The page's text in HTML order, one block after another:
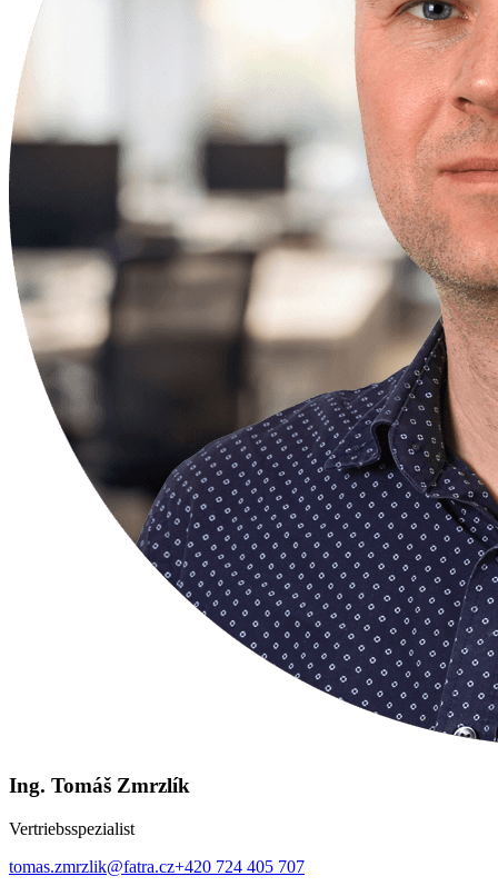
Ing. Tomáš Zmrzlík
Vertriebsspezialist
tomas.zmrzlik@fatra.cz+420 724 405 707